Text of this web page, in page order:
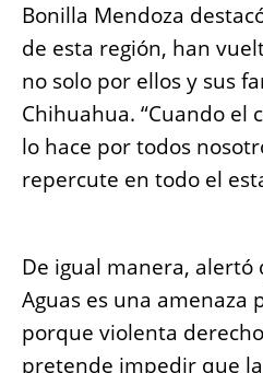
Bonilla Mendoza
de esta región, han
no solo por ellos y sus
Chihuahua. “Cuando el
lo hace por todos
repercute en todo el
De igual manera, alertó
Aguas es una amenaza
porque violenta
pretende impedir que